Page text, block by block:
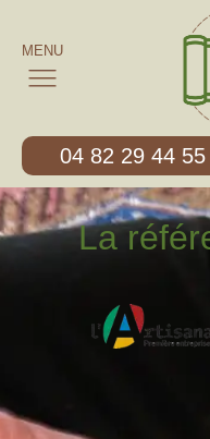
MENU
04 82 29 44 55
La